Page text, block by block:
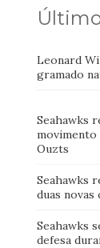
Leonard
gramado
Seahawks
movimento
Ouzts
Seahawks
duas
Seahawks
defesa